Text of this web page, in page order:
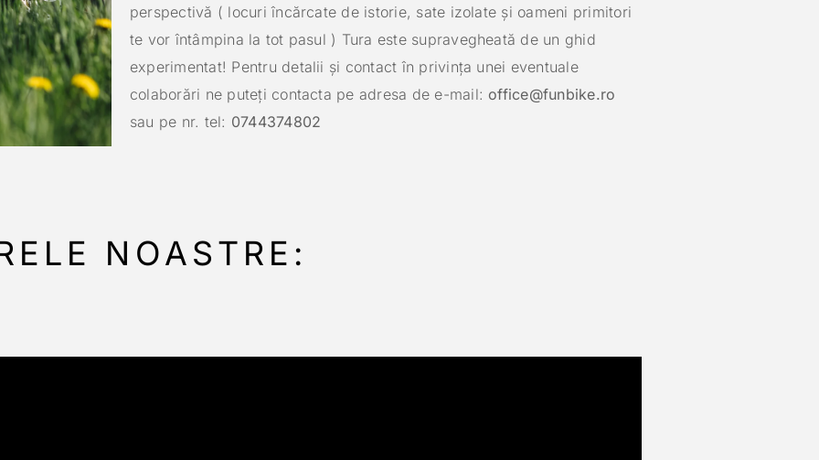
perspectivă ( locuri încărcate de istorie, sate izolate și oameni primitori
te vor întâmpina la tot pasul ) Tura este supravegheată de un ghid
experimentat! Pentru detalii și contact în privința unei eventuale
colaborări ne puteți contacta pe adresa de e-mail:office@funbike.ro
sau pe nr. tel: 0744374802
NOASTRE: